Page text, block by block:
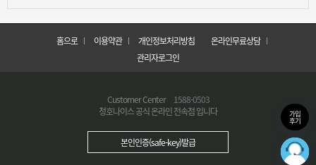
홈으로 이용약관 개인정보처리방침
온라인무료상담
관리자로그인
Customer Center 1588-0503
청호나이스 공식 온라인 전속점 입니다
본인인증(safe-key)발급
가입
후기